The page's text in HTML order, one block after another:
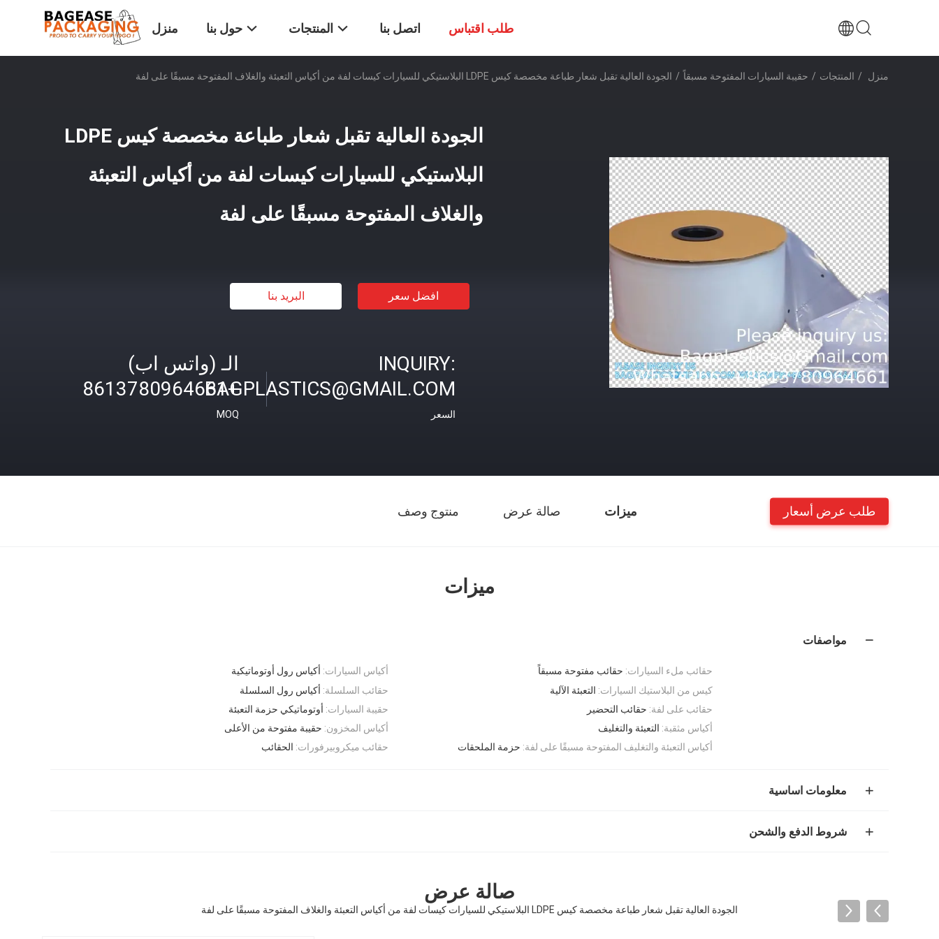
منزل حول بنا المنتجات اتصل بنا طلب اقتباس
منزل / المنتجات / حقيبة السيارات المفتوحة مسبقاً / الجودة العالية تقبل شعار طباعة مخصصة كيس LDPE البلاستيكي للسيارات كيسات لفة من أكياس التعبئة والغلاف المفتوحة مسبقًا على لفة
الجودة العالية تقبل شعار طباعة مخصصة كيس LDPE
البلاستيكي للسيارات كيسات لفة من أكياس التعبئة
والغلاف المفتوحة مسبقًا على لفة
افضل سعر البريد بنا
الـ (واتس اب)
+8613780964661
MOQ
INQUIRY:
BAGPLASTICS@GMAIL.COM
السعر
ميزات صالة عرض منتوج وصف طلب عرض أسعار
ميزات
مواصفات
أكياس السيارات: أكياس رول أوتوماتيكية حقائب ملء السيارات: حقائب مفتوحة مسبقاً
حقائب السلسلة: أكياس رول السلسلة كيس من البلاستيك السيارات: التعبئة الآلية
حقيبة السيارات: أوتوماتيكي حزمة التعبئة حقائب على لفة: حقائب التحضير
أكياس المخزون: حقيبة مفتوحة من الأعلى أكياس مثقبة: التعبئة والتغليف
حقائب ميكروبيرفورات: الحقائب أكياس التعبئة والتغليف المفتوحة مسبقًا على لفة: حزمة الملحقات
معلومات اساسية
شروط الدفع والشحن
صالة عرض
الجودة العالية تقبل شعار طباعة مخصصة كيس LDPE البلاستيكي للسيارات كيسات لفة من أكياس التعبئة والغلاف المفتوحة مسبقًا على لفة